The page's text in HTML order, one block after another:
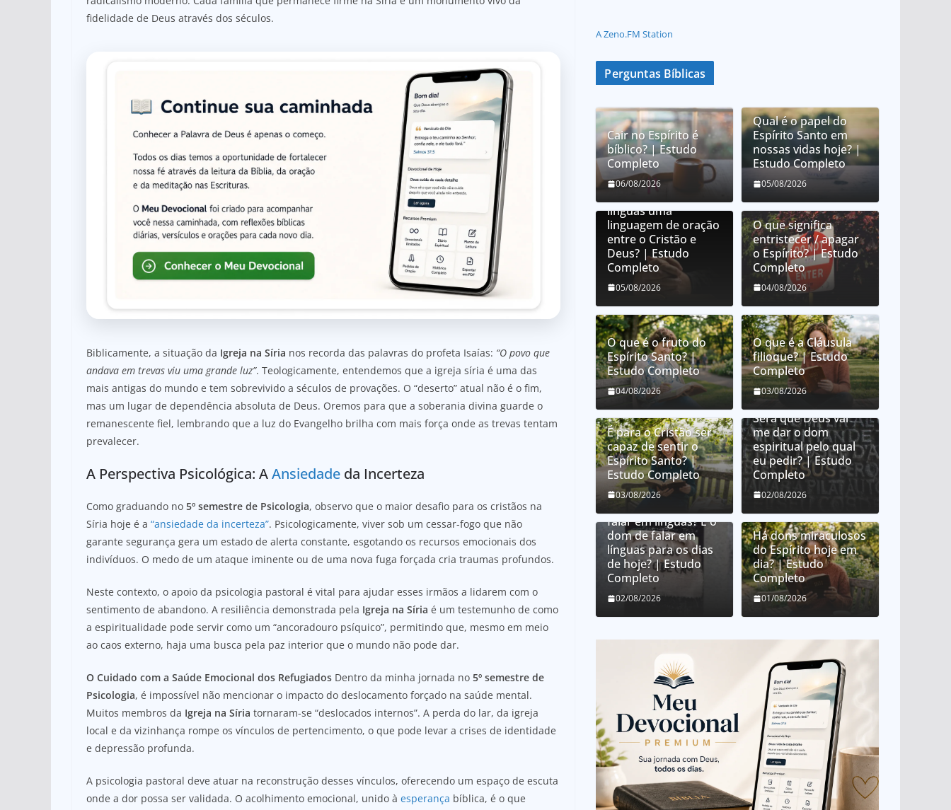
fidelidade de Deus através dos séculos.
Biblicamente, a situação da Igreja na Síria nos recorda das palavras do profeta Isaías: “O povo que
andava em trevas viu uma grande luz”. Teologicamente, entendemos que a igreja síria é uma das
mais antigas do mundo e tem sobrevivido a séculos de provações. O “deserto” atual não é o fim,
mas um lugar de dependência absoluta de Deus. Oremos para que a soberania divina guarde o
remanescente fiel, lembrando que a luz do Evangelho brilha com mais força onde as trevas tentam
prevalecer.
A Perspectiva Psicológica: AAnsiedade da Incerteza
Como graduando no 5º semestre de Psicologia, observo que o maior desafio para os cristãos na
Síria hoje é a “ansiedade da incerteza”. Psicologicamente, viver sob um cessar-fogo que não
garante segurança gera um estado de alerta constante, esgotando os recursos emocionais dos
indivíduos. O medo de um ataque iminente ou de uma nova fuga forçada cria traumas profundos.
Neste contexto, o apoio da psicologia pastoral é vital para ajudar esses irmãos a lidarem com o
sentimento de abandono. A resiliência demonstrada pela Igreja na Síria é um testemunho de como
a espiritualidade pode servir como um “ancoradouro psíquico”, permitindo que, mesmo em meio
ao caos externo, haja uma busca pela paz interior que o mundo não pode dar.
O Cuidado com a Saúde Emocional dos Refugiados Dentro da minha jornada no 5º semestre de
Psicologia, é impossível não mencionar o impacto do deslocamento forçado na saúde mental.
Muitos membros da Igreja na Síria tornaram-se “deslocados internos”. A perda do lar, da igreja
local e da vizinhança rompe os vínculos de pertencimento, o que pode levar a crises de identidade
e depressão profunda.
A psicologia pastoral deve atuar na reconstrução desses vínculos, oferecendo um espaço de escuta
onde a dor possa ser validada. O acolhimento emocional, unido à esperança bíblica, é o que
A Zeno.FM Station
Perguntas Bíblicas
Cair no Espírito é
bíblico? | Estudo
Completo
06/08/2026
Qual é o papel do
Espírito Santo em
nossas vidas hoje? |
Estudo Completo
05/08/2026
O que é orar em
línguas uma
linguagem de oração
entre o Cristão e
Deus? | Estudo
Completo
05/08/2026
O que significa
entristecer / apagar
o Espírito? | Estudo
Completo
04/08/2026
O que é o fruto do
Espírito Santo? |
Estudo Completo
04/08/2026
O que é a Cláusula
filioque? | Estudo
Completo
03/08/2026
É para o Cristão ser
capaz de sentir o
Espírito Santo? |
Estudo Completo
03/08/2026
Como Deus distribui
Será que Deus vai
me dar o dom
espiritual pelo qual
eu pedir? | Estudo
Completo
02/08/2026
falar em línguas? É o
dom de falar em
línguas para os dias
de hoje? | Estudo
Completo
02/08/2026
Há dons miraculosos
do Espírito hoje em
dia? | Estudo
Completo
01/08/2026